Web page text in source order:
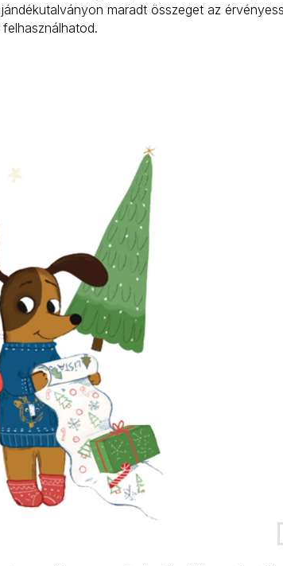
maradt összeget az